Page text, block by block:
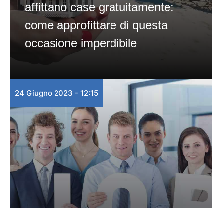
affittano case gratuitamente:
come approfittare di questa
occasione imperdibile
24 Giugno 2023 - 12:15